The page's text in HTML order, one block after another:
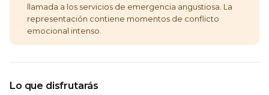
llamada a los servicios de emergencia angustiosa. La
representación contiene momentos de conflicto
emocional intenso.
Lo que disfrutarás